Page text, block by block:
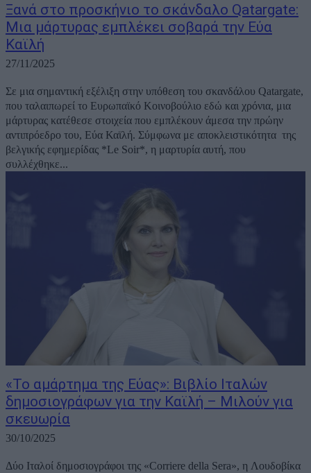
Ξανά στο προσκήνιο το σκάνδαλο Qatargate:
Μια μάρτυρας εμπλέκει σοβαρά την Εύα
Καϊλή
27/11/2025
Σε μια σημαντική εξέλιξη στην υπόθεση του σκανδάλου Qatargate,
που ταλαιπωρεί το Ευρωπαϊκό Κοινοβούλιο εδώ και χρόνια, μια
μάρτυρας κατέθεσε στοιχεία που εμπλέκουν άμεσα την πρώην
αντιπρόεδρο του, Εύα Καϊλή. Σύμφωνα με αποκλειστικότητα της
βελγικής εφημερίδας *Le Soir*, η μαρτυρία αυτή, που
συλλέχθηκε...
«Το αμάρτημα της Εύας»: Βιβλίο Ιταλών
δημοσιογράφων για την Καϊλή – Μιλούν για
σκευωρία
30/10/2025
Δύο Ιταλοί δημοσιογράφοι της «Corriere della Sera», η Λουδοβίκα